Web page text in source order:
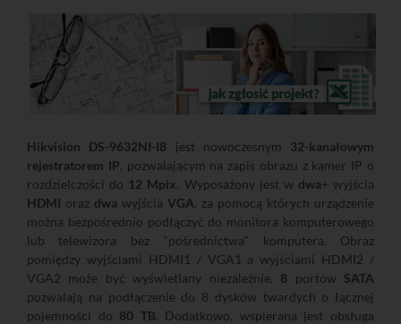
Hikvision DS-9632NI-I8 jest nowoczesnym 32-kanałowym
rejestratorem IP, pozwalającym na zapis obrazu z kamer IP o
rozdzielczości do 12 Mpix. Wyposażony jest w dwa+ wyjścia
HDMI oraz dwa wyjścia VGA, za pomocą których urządzenie
można bezpośrednio podłączyć do monitora komputerowego
lub telewizora bez "pośrednictwa" komputera. Obraz
pomiędzy wyjściami HDMI1 / VGA1 a wyjściami HDMI2 /
VGA2 może być wyświetlany niezależnie. 8 portów SATA
pozwalają na podłączenie do 8 dysków twardych o łącznej
pojemności do 80 TB. Dodatkowo, wspierana jest obsługa